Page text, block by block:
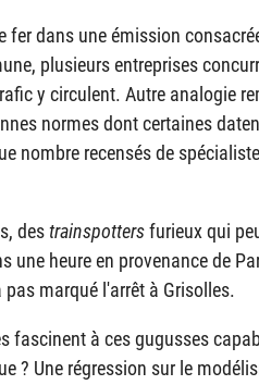
fer dans une émission
plusieurs entreprises
y circulent. Autre analogie
normes dont certaines
nombre recensés de
destrainspottersfurieux qui
une heure en provenance de
marqué l'arrêt à Grisolles.
fascinent à ces gugusses
? Une régression sur le